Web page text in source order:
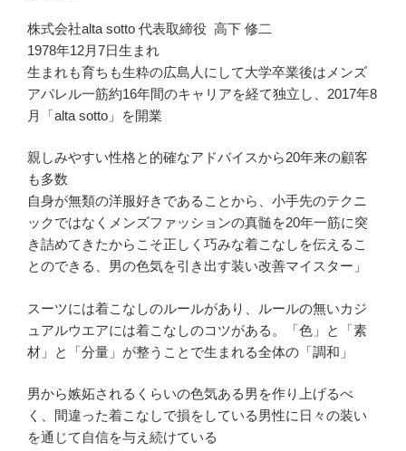
株式会社alta sotto 代表取締役 高下 修二
1978年12月7日生まれ
生まれも育ちも生粋の広島人にして大学卒業後はメンズ
アパレル一筋約16年間のキャリアを経て独立し、2017年8
月「alta sotto」を開業
親しみやすい性格と的確なアドバイスから20年来の顧客
も多数
自身が無類の洋服好きであることから、小手先のテクニ
ックではなくメンズファッションの真髄を20年一筋に突
き詰めてきたからこそ正しく巧みな着こなしを伝えるこ
とのできる、男の色気を引き出す装い改善マイスター」
スーツには着こなしのルールがあり、ルールの無いカジ
ュアルウエアには着こなしのコツがある。「色」と「素
材」と「分量」が整うことで生まれる全体の「調和」
男から嫉妬されるくらいの色気ある男を作り上げるべ
く、間違った着こなしで損をしている男性に日々の装い
を通じて自信を与え続けている